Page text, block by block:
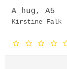
A hug, A5
Kirstine Falk